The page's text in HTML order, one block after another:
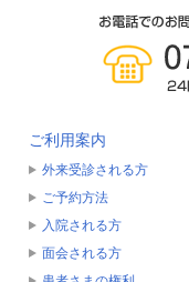
ご利用案内
外来受診される方
ご予約方法
入院される方
面会される方